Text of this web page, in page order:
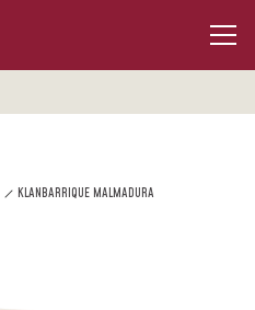
KLANBARRIQUE MALMADURA